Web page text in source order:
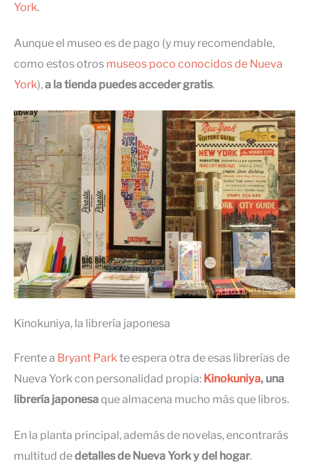
York.
Aunque el museo es de pago (y muy recomendable,
como estos otros museos poco conocidos de Nueva
York),a la tienda puedes acceder gratis.
Kinokuniya, la librería japonesa
Frente a Bryant Parkte espera otra de esas librerías de
Nueva York con personalidad propia: Kinokuniya, una
librería japonesaque almacena mucho más que libros.
En la planta principal, además de novelas, encontrarás
multitud dedetalles de Nueva York y del hogar.